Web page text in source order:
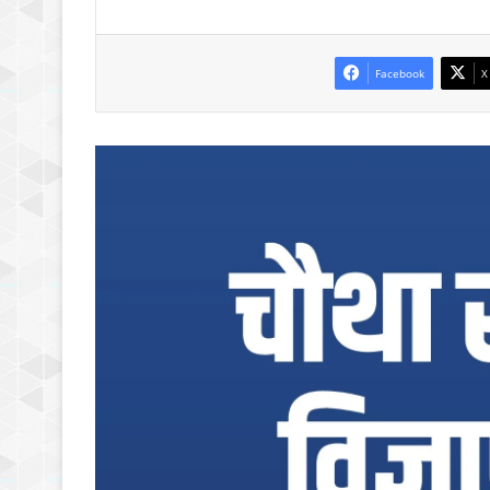
Facebook X